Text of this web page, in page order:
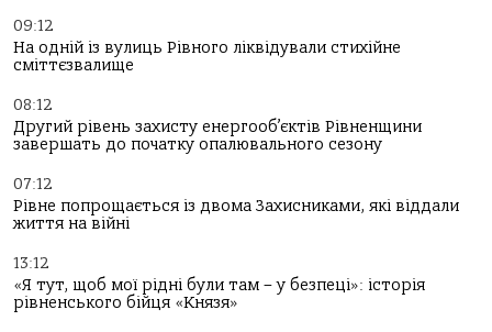
09:12
На одній із вулиць Рівного ліквідували стихійне
сміттєзвалище
08:12
Другий рівень захисту енергооб’єктів Рівненщини
завершать до початку опалювального сезону
07:12
Рівне попрощається із двома Захисниками, які віддали
життя на війні
13:12
«Я тут, щоб мої рідні були там – у безпеці»: історія
рівненського бійця «Князя»